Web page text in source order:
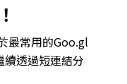
最常用的Goo.gl
透過短連結分